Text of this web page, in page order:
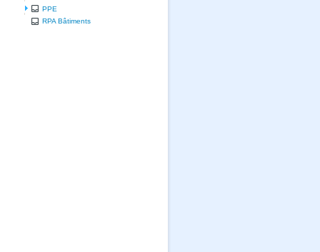
PPE
RPA Bâtiments